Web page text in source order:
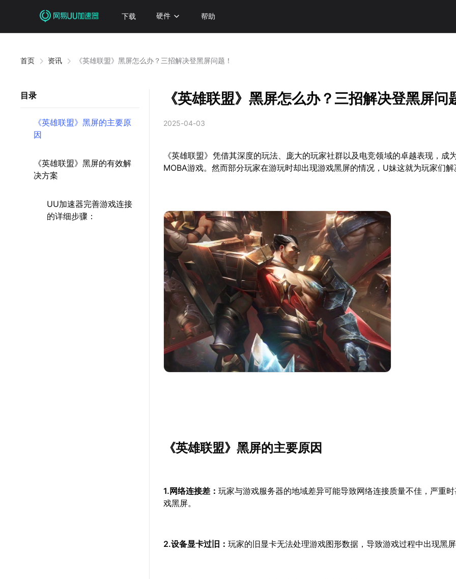
下载 硬件 帮助
首页 资讯 《英雄联盟》黑屏怎么办？三招解决登黑屏问题！
目录
《英雄联盟》黑屏的主要原
因
《英雄联盟》黑屏的有效解
决方案
UU加速器完善游戏连接
的详细步骤：
《英雄联盟》黑屏怎么办？三招解决登黑屏问
2025-04-03
《英雄联盟》凭借其深度的玩法、庞大的玩家社群以及电竞领域的卓越表现，成
MOBA游戏。然而部分玩家在游玩时却出现游戏黑屏的情况，U妹这就为玩家们解
《英雄联盟》黑屏的主要原因
1.网络连接差：玩家与游戏服务器的地域差异可能导致网络连接质量不佳，严重
戏黑屏。
2.设备显卡过旧：玩家的旧显卡无法处理游戏图形数据，导致游戏过程中出现黑屏